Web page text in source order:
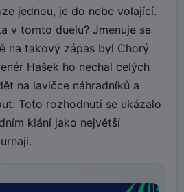
jednou, je do nebe volající.
v tomto duelu? Jmenuje se
na takový zápas byl Chorý
Hašek ho nechal celých
na lavičce náhradníků a
Toto rozhodnutí se ukázalo
klání jako největší